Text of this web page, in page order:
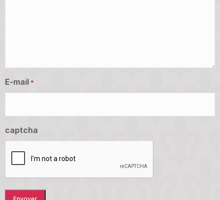
E-mail *
captcha